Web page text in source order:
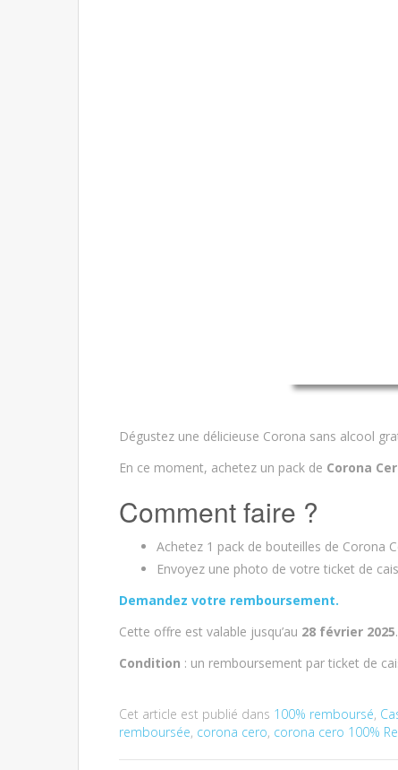
Dégustez une délicieuse Corona sans alcool
En ce moment, achetez un pack de Corona
Comment faire ?
Achetez 1 pack de bouteilles de Corona
Envoyez une photo de votre ticket de
Demandez votre remboursement.
Cette offre est valable jusqu’au 28 février 2025.
Condition : un remboursement par ticket de
Cet article est publié dans 100% remboursé,
remboursée, corona cero, corona cero 100%